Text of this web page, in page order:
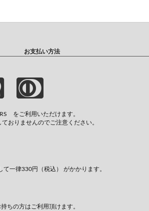
お支払い方法
をご利用いただけます。
おりませんのでご注意ください。
て一律330円（税込） がかかります。
ちの方はご利用頂けます。